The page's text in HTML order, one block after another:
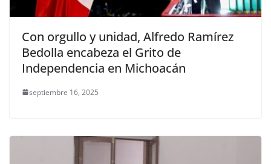
Con orgullo y unidad, Alfredo Ramírez
Bedolla encabeza el Grito de
Independencia en Michoacán
septiembre 16, 2025